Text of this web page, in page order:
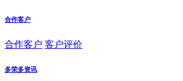
合作客户
合作客户 客户评价
多荣多资讯